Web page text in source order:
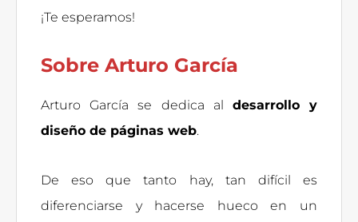
¡Te esperamos!
Sobre Arturo García
Arturo García se dedica al desarrollo y
diseño de páginas web.
De eso que tanto hay, tan difícil es
diferenciarse y hacerse hueco en un